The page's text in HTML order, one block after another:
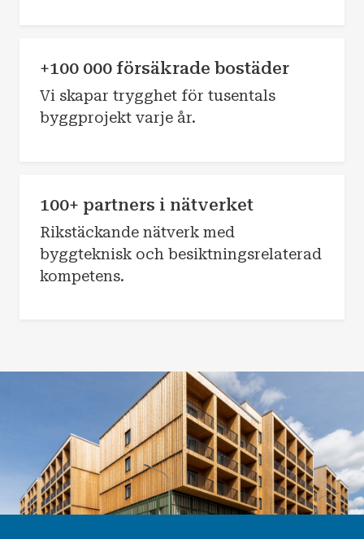
+100 000 försäkrade bostäder
Vi skapar trygghet för tusentals
byggprojekt varje år.
100+ partners i nätverket
Rikstäckande nätverk med
byggteknisk och besiktningsrelaterad
kompetens.